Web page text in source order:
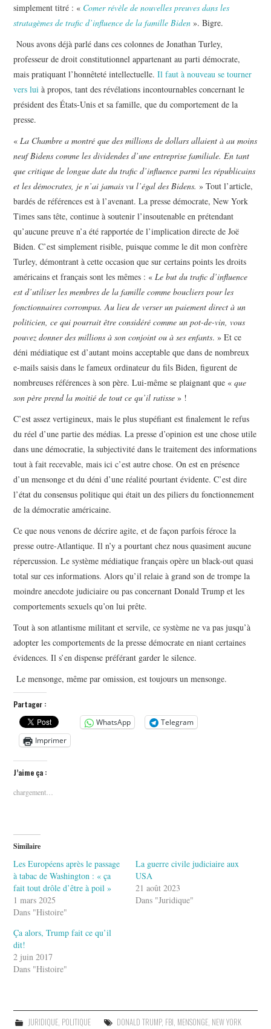
simplement titré : « Comer révèle de nouvelles preuves dans les
stratagèmes de trafic d’influence de la famille Biden ». Bigre.
Nous avons déjà parlé dans ces colonnes de Jonathan Turley,
professeur de droit constitutionnel appartenant au parti démocrate,
mais pratiquant l’honnêteté intellectuelle.Il faut à nouveau se tourner
vers lui à propos, tant des révélations incontournables concernant le
président des États-Unis et sa famille, que du comportement de la
presse.
«La Chambre a montré que des millions de dollars allaient à au moins
neuf Bidens comme les dividendes d’une entreprise familiale. En tant
que critique de longue date du trafic d’influence parmi les républicains
et les démocrates, je n’ai jamais vu l’égal des Bidens. » Tout l’article,
bardés de références est à l’avenant. La presse démocrate, New York
Times sans tête, continue à soutenir l’insoutenable en prétendant
qu’aucune preuve n’a été rapportée de l’implication directe de Joë
Biden. C’est simplement risible, puisque comme le dit mon confrère
Turley, démontrant à cette occasion que sur certains points les droits
américains et français sont les mêmes : «Le but du trafic d’influence
est d’utiliser les membres de la famille comme boucliers pour les
fonctionnaires corrompus. Au lieu de verser un paiement direct à un
politicien, ce qui pourrait être considéré comme un pot-de-vin, vous
pouvez donner des millions à son conjoint ou à ses enfants. » Et ce
déni médiatique est d’autant moins acceptable que dans de nombreux
e-mails saisis dans le fameux ordinateur du fils Biden, figurent de
nombreuses références à son père. Lui-même se plaignant que «que
son père prend la moitié de tout ce qu’il ratisse» !
C’est assez vertigineux, mais le plus stupéfiant est finalement le refus
du réel d’une partie des médias. La presse d’opinion est une chose utile
dans une démocratie, la subjectivité dans le traitement des informations
tout à fait recevable, mais ici c’est autre chose. On est en présence
d’un mensonge et du déni d’une réalité pourtant évidente. C’est dire
l’état du consensus politique qui était un des piliers du fonctionnement
de la démocratie américaine.
Ce que nous venons de décrire agite, et de façon parfois féroce la
presse outre-Atlantique. Il n’y a pourtant chez nous quasiment aucune
répercussion. Le système médiatique français opère un black-out quasi
total sur ces informations. Alors qu’il relaie à grand son de trompe la
moindre anecdote judiciaire ou pas concernant Donald Trump et les
comportements sexuels qu’on lui prête.
Tout à son atlantisme militant et servile, ce système ne va pas jusqu’à
adopter les comportements de la presse démocrate en niant certaines
évidences. Il s’en dispense préférant garder le silence.
Le mensonge, même par omission, est toujours un mensonge.
Partager :
WhatsApp
Telegram
Imprimer
J’aime ça :
chargement…
Similaire
Les Européens après le passage
à tabac de Washington : « ça
fait tout drôle d’être à poil »
1 mars 2025
Dans "Histoire"
La guerre civile judiciaire aux
USA
21 août 2023
Dans "Juridique"
Ça alors, Trump fait ce qu’il
dit!
2 juin 2017
Dans "Histoire"
JURIDIQUE, POLITIQUE DONALD TRUMP, FBI, MENSONGE, NEW YORK